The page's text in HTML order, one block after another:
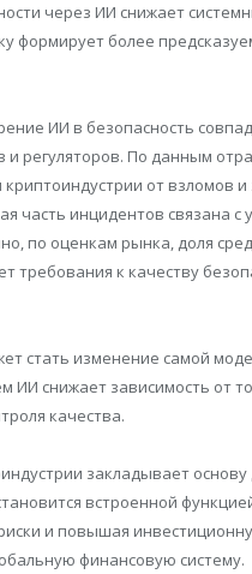
через ИИ снижает
формирует более
ИИ в безопасность
и регуляторов. По данным
криптоиндустрии от взломов
часть инцидентов связана с
по оценкам рынка, доля
требования к качеству
стать изменение самой
ИИ снижает зависимость от
качества.
закладывает
встроенной
и повышая
финансовую систему.